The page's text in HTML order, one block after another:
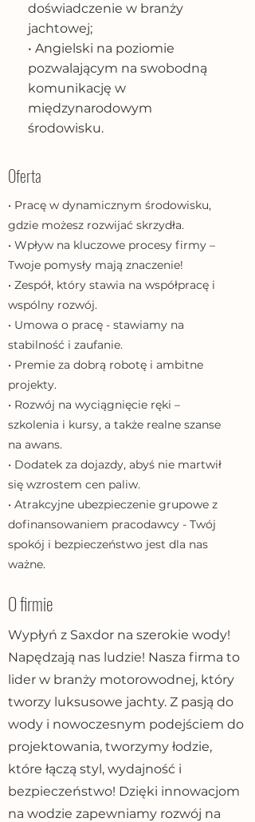
doświadczenie w branży
jachtowej;
• Angielski na poziomie
pozwalającym na swobodną
komunikację w
międzynarodowym
środowisku.
Oferta
• Pracę w dynamicznym środowisku,
gdzie możesz rozwijać skrzydła.
• Wpływ na kluczowe procesy firmy –
Twoje pomysły mają znaczenie!
• Zespół, który stawia na współpracę i
wspólny rozwój.
• Umowa o pracę - stawiamy na
stabilność i zaufanie.
• Premie za dobrą robotę i ambitne
projekty.
• Rozwój na wyciągnięcie ręki –
szkolenia i kursy, a także realne szanse
na awans.
• Dodatek za dojazdy, abyś nie martwił
się wzrostem cen paliw.
• Atrakcyjne ubezpieczenie grupowe z
dofinansowaniem pracodawcy - Twój
spokój i bezpieczeństwo jest dla nas
ważne.
O firmie
Wypłyń z Saxdor na szerokie wody!
Napędzają nas ludzie! Nasza firma to
lider w branży motorowodnej, który
tworzy luksusowe jachty. Z pasją do
wody i nowoczesnym podejściem do
projektowania, tworzymy łodzie,
które łączą styl, wydajność i
bezpieczeństwo! Dzięki innowacjom
na wodzie zapewniamy rozwój na